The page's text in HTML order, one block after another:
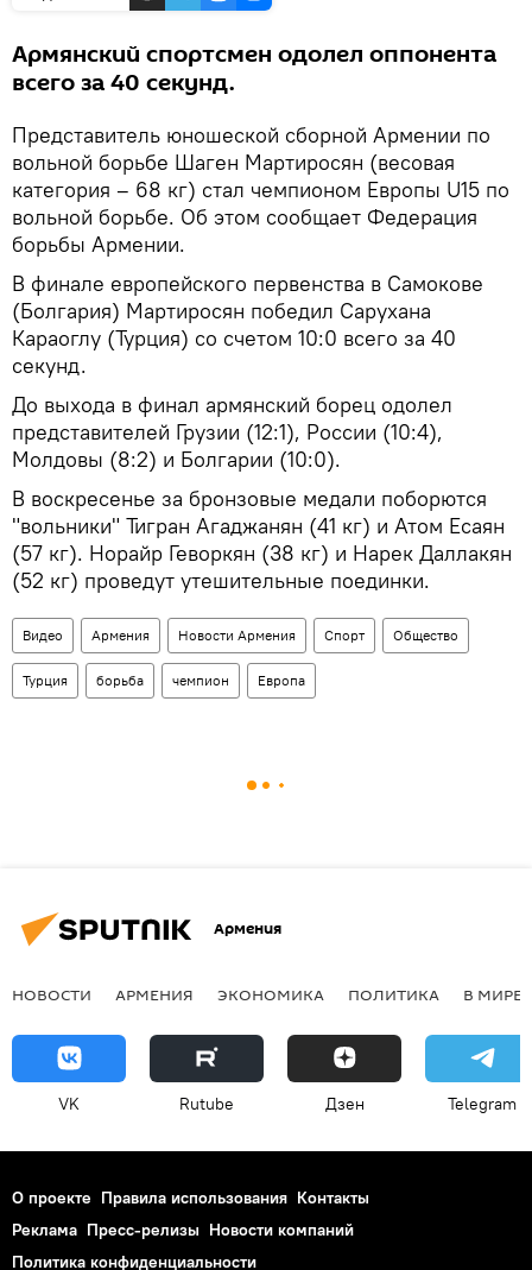
Армянский спортсмен одолел оппонента
всего за 40 секунд.
Представитель юношеской сборной Армении по
вольной борьбе Шаген Мартиросян (весовая
категория – 68 кг) стал чемпионом Европы U15 по
вольной борьбе. Об этом сообщает Федерация
борьбы Армении.
В финале европейского первенства в Самокове
(Болгария) Мартиросян победил Сарухана
Караоглу (Турция) со счетом 10:0 всего за 40
секунд.
До выхода в финал армянский борец одолел
представителей Грузии (12:1), России (10:4),
Молдовы (8:2) и Болгарии (10:0).
В воскресенье за бронзовые медали поборются
"вольники" Тигран Агаджанян (41 кг) и Атом Есаян
(57 кг). Норайр Геворкян (38 кг) и Нарек Даллакян
(52 кг) проведут утешительные поединки.
Видео Армения Новости Армения Спорт Общество
Турция борьба чемпион Европа
Армения
НОВОСТИ АРМЕНИЯ ЭКОНОМИКА ПОЛИТИКА В МИРЕ
VK Rutube Дзен Telegram
О проекте Правила использования Контакты
Реклама Пресс-релизы Новости компаний
Политика конфиденциальности